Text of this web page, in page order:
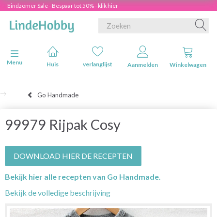
Eindzomer Sale - Bespaar tot 50% - klik hier
Navigatie in-/uitschakelen
Menu
Huis verlanglijst Aanmelden Winkelwagen
Go Handmade
99979 Rijpak Cosy
DOWNLOAD HIER DE RECEPTEN
Bekijk hier alle recepten van Go Handmade.
Bekijk de volledige beschrijving